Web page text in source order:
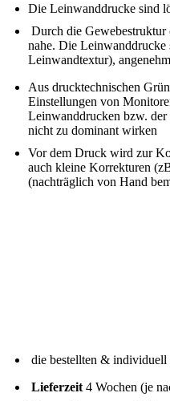
Die Leinwanddrucke sind
Durch die
nahe. Die
Leinwandtextur),
Aus drucktechnischen
Einstellungen von
Leinwanddrucken bzw.
nicht zu dominant wirken
Vor dem Druck wird zur
auch kleine Korrekturen
(nachträglich von Hand
die bestellten & individuell
Lieferzeit 4 Wochen (je